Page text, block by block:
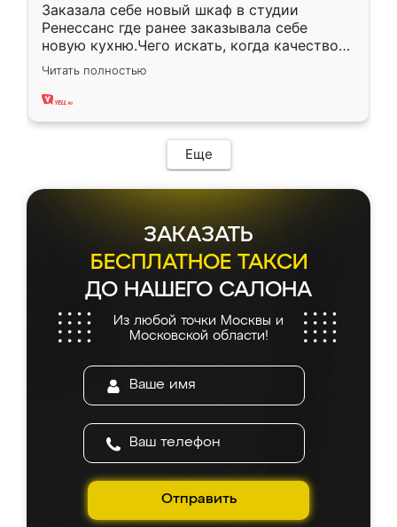
Заказала себе новый шкаф в студии
Ренессанс где ранее заказывала себе
новую кухню.Чего искать, когда качеством
вполне довольна. Служит кухня уже почти
два года, нареканий нет.
Читать полностью
Еще
ЗАКАЗАТЬ
БЕСПЛАТНОЕ ТАКСИ
ДО НАШЕГО САЛОНА
Из любой точки Москвы и
Московской области!
Отправить